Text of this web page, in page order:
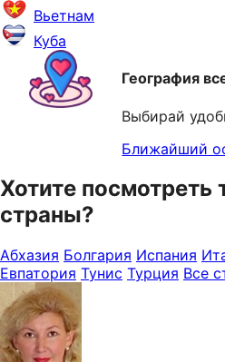
Вьетнам
Куба
География
Выбирай
Ближайший
Хотите посмотреть
страны?
Абхазия Болгария Испания
Евпатория Тунис Турция Все